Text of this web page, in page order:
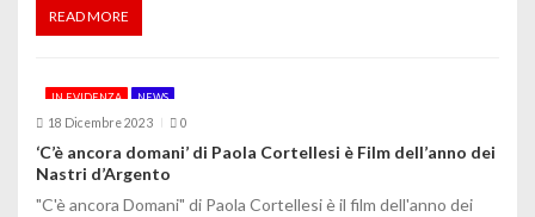
c
o
l
READ MORE
IN EVIDENZA NEWS
18 Dicembre 2023 0
‘C’è ancora domani’ di Paola Cortellesi è Film dell’anno dei
Nastri d’Argento
"C'è ancora Domani" di Paola Cortellesi è il film dell'anno dei